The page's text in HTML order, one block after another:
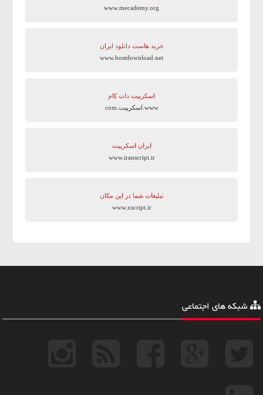
www.mecademy.org
خرید هاست دانلود ایران
www.hostdownload.net
اسکریپت دات کام
www.اسکریپت.com
ایران اسکریپت
www.iranscript.ir
تبلیغات شما در این مکان
www.xscript.ir
شبکه های اجتماعی